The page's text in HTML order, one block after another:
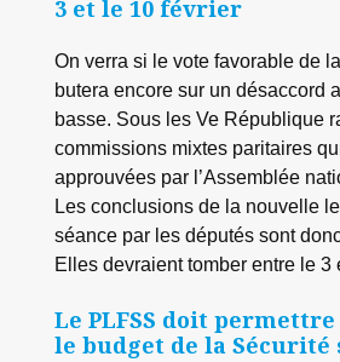
3 et le 10 février
On verra si le vote favorable de
butera encore sur un désaccord
basse. Sous les Ve République
commissions mixtes paritaires
approuvées par l’Assemblée
Les conclusions de la nouvelle
séance par les députés sont
Elles devraient tomber entre le 3
Le PLFSS doit
le budget de la Sécurité